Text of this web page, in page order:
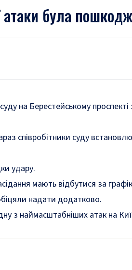
атаки була
на Берестейському
співробітники суду
удару.
мають відбутися за
надати додатково.
з наймасштабніших атак на